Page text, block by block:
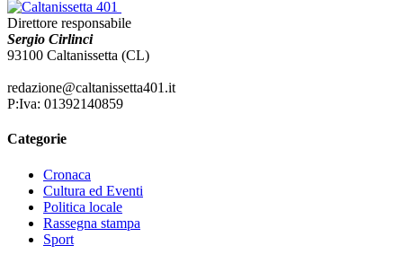
Direttore responsabile
Sergio Cirlinci
93100 Caltanissetta (CL)
redazione@caltanissetta401.it
P:Iva: 01392140859
Categorie
Cronaca
Cultura ed Eventi
Politica locale
Rassegna stampa
Sport